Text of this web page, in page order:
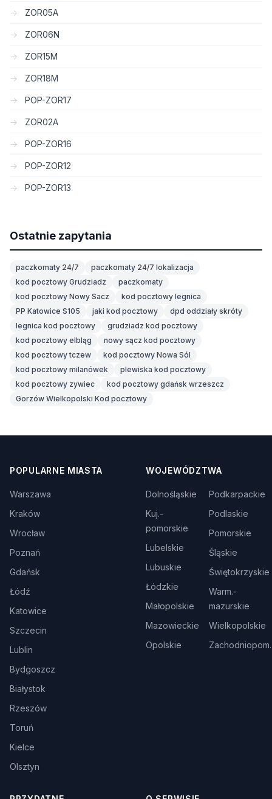
ZOR05A
ZOR06N
ZOR15M
ZOR18M
POP-ZOR17
ZOR02A
POP-ZOR16
POP-ZOR12
POP-ZOR13
Ostatnie zapytania
paczkomaty 24/7
paczkomaty 24/7 lokalizacja
kod pocztowy Grudziadz
paczkomaty
kod pocztowy Nowy Sacz
kod pocztowy legnica
PP Katowice S105
jaki kod pocztowy
dpd oddziały skróty
legnica kod pocztowy
grudziadz kod pocztowy
kod pocztowy elbląg
nowy sącz kod pocztowy
kod pocztowy tczew
kod pocztowy Nowa Sól
kod pocztowy milanówek
plewiska kod pocztowy
kod pocztowy zywiec
kod pocztowy gdańsk wrzeszcz
Gorzów Wielkopolski Kod pocztowy
POPULARNE MIASTA
Warszawa
Kraków
Wrocław
Poznań
Gdańsk
Łódź
Katowice
Szczecin
Lublin
Bydgoszcz
Białystok
Rzeszów
Toruń
Kielce
Olsztyn
WOJEWÓDZTWA
Dolnośląskie
Kuj.-
pomorskie
Lubelskie
Lubuskie
Łódzkie
Małopolskie
Mazowieckie
Opolskie
Podkarpackie
Podlaskie
Pomorskie
Śląskie
Świętokrzyskie
Warm.-
mazurskie
Wielkopolskie
Zachodniopom.